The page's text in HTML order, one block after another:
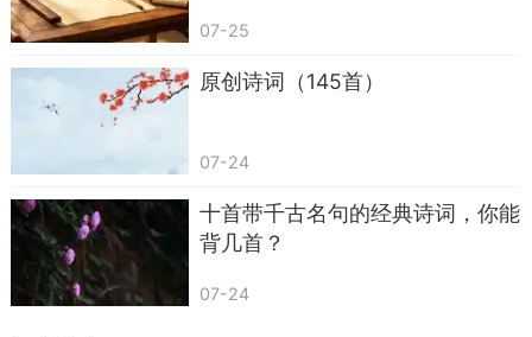
苏轼《念奴娇·赤壁怀古》
25. 寻寻觅觅，冷冷清清，凄凄惨惨戚戚。
——李清照《声声慢·寻寻觅觅》
26. 生当作人杰，死亦为鬼雄。——李清照
27. 花自飘零水自流，一种相思，两处闲愁。
——李清照《一剪梅·红藕香残玉簟秋》
07-25
原创诗词（145首）
07-24
十首带千古名句的经典诗词，你能
背几首？
07-24